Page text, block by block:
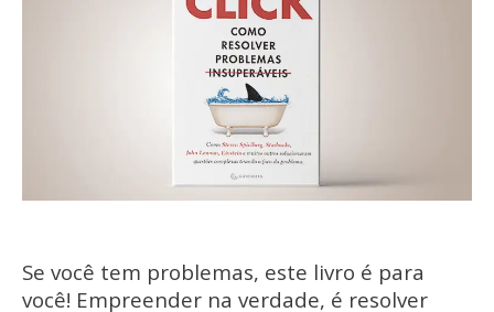
Se você tem problemas, este livro é para
você! Empreender na verdade, é resolver